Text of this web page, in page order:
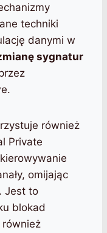
techniki
danymi w
sygnatur
również
Private
omijając
Jest to
blokad